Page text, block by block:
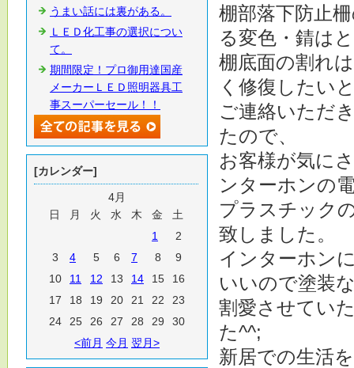
棚部落下防止
る変色・錆は
棚底面の割れ
く修復したい
ご連絡いただ
たので、
お客様が気に
ンターホンの
プラスチック
致しました。
インターホン
いいので塗装
割愛させてい
た^^;
新居での生活
うまい話には裏がある。
ＬＥＤ化工事の選択につい
て。
期間限定！プロ御用達国産
メーカーＬＥＤ照明器具工
事スーパーセール！！
[カレンダー]
4月
日
月 火 水 木 金
土
1
2
3
4 5 6 7 8
9
10
11 12 13 14 15
16
17
18 19 20 21 22
23
24
25 26 27 28 29
30
<前月 今月 翌月>